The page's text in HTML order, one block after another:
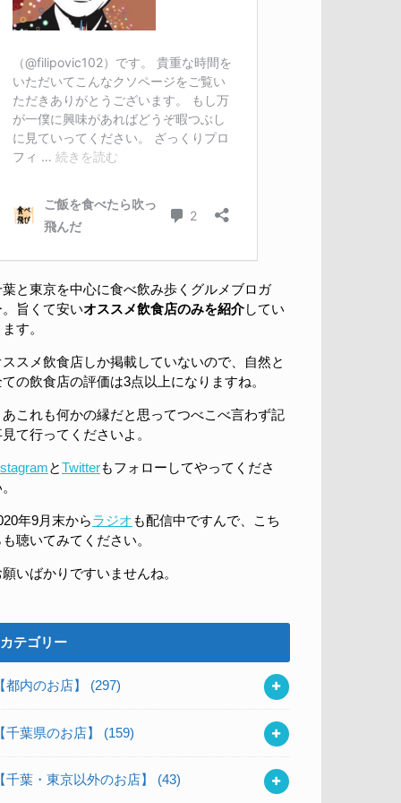
葉と東京を中心に食べ飲み歩くグルメブロガ
。旨くて安いオススメ飲食店のみを紹介してい
す。
ススメ飲食店しか掲載していないので、自然と
ての飲食店の評価は3点以上になりますね。
あこれも何かの縁だと思ってつべこべ言わず記
て行ってくださいよ。
とTwitterもフォローしてやってくださ
年9月末からラジオも配信中ですんで、こち
聴いてみてください。
いばかりですいませんね。
カテゴリー
都内のお店】 (297)
千葉県のお店】 (159)
千葉・東京以外のお店】 (43)